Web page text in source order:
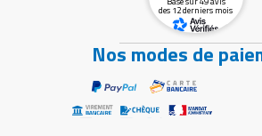
des 12 derniers mois
Nos modes de